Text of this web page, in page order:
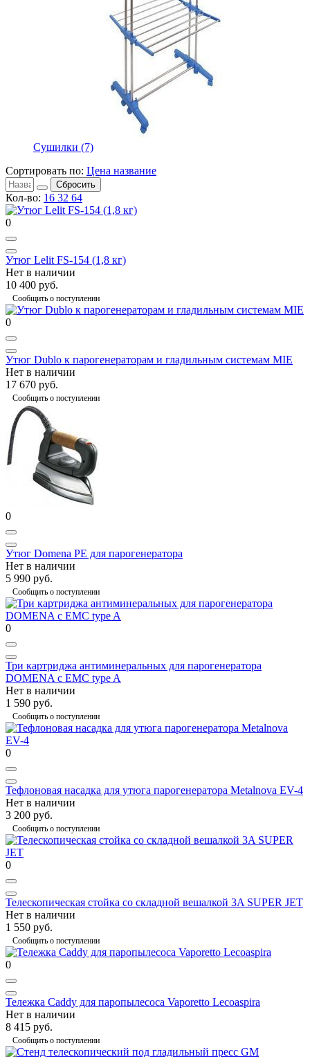
Сушилки (7)
Сортировать по: Цена название
Сбросить
Кол-во: 16 32 64
0
Утюг Lelit FS-154 (1,8 кг)
Нет в наличии
10 400 руб.
Сообщить о поступлении
0
Утюг Dublo к парогенераторам и гладильным системам MIE
Нет в наличии
17 670 руб.
Сообщить о поступлении
0
Утюг Domena PE для парогенератора
Нет в наличии
5 990 руб.
Сообщить о поступлении
0
Три картриджа антиминеральных для парогенератора
DOMENA c EMC type A
Нет в наличии
1 590 руб.
Сообщить о поступлении
0
Тефлоновая насадка для утюга парогенератора Metalnova EV-4
Нет в наличии
3 200 руб.
Сообщить о поступлении
0
Телескопическая стойка со складной вешалкой 3A SUPER JET
Нет в наличии
1 550 руб.
Сообщить о поступлении
0
Тележка Caddy для паропылесоса Vaporetto Lecoaspira
Нет в наличии
8 415 руб.
Сообщить о поступлении